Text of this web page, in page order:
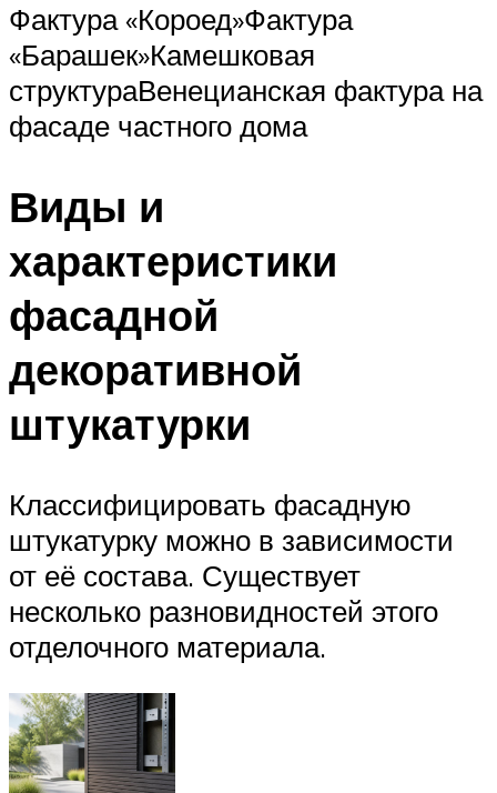
Фактура «Короед»Фактура
«Барашек»Камешковая
структураВенецианская фактура на
фасаде частного дома
Виды и
характеристики
фасадной
декоративной
штукатурки
Классифицировать фасадную
штукатурку можно в зависимости
от её состава. Существует
несколько разновидностей этого
отделочного материала.